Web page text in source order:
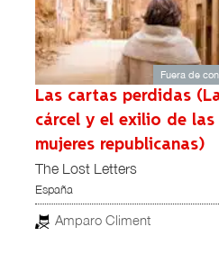
Fuera de
Las cartas perdidas
cárcel y el exilio de las
mujeres republicanas)
The Lost Letters
España
Amparo Climent